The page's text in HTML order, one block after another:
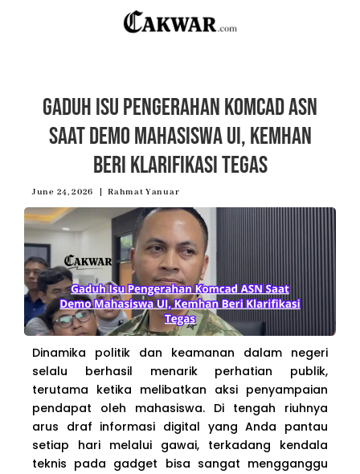
Gaduh Isu Pengerahan Komcad ASN
Saat Demo Mahasiswa UI, Kemhan
Beri Klarifikasi Tegas
June 24, 2026 Rahmat Yanuar
Dinamika politik dan keamanan dalam negeri
selalu berhasil menarik perhatian publik,
terutama ketika melibatkan aksi penyampaian
pendapat oleh mahasiswa. Di tengah riuhnya
arus draf informasi digital yang Anda pantau
setiap hari melalui gawai, terkadang kendala
teknis pada gadget bisa sangat mengganggu